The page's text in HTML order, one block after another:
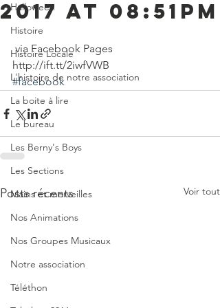
Halloween
Histoire
Histoire Locale
L'histoire de notre association
La boite à lire
Le bureau
Les Berny's Boys
Les Sections
Mains et merveilles
Nos Animations
Nos Groupes Musicaux
Notre association
Téléthon
2017 at 08:51PM
http://ift.tt/2iwfVWB
#facebook
Posts récents Voir tout